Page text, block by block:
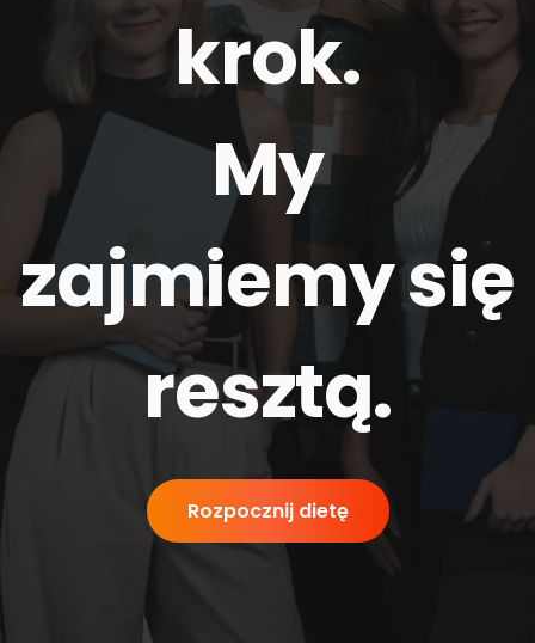
krok.
My
zajmiemy się
resztą.
Rozpocznij dietę